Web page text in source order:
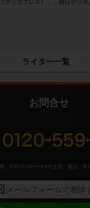
ライター一覧
お問合せ
：平日10:00〜19:00(土日・祝日・年
メールフォームで相談